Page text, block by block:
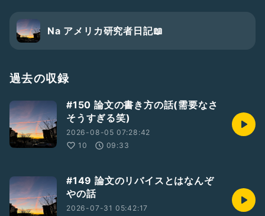
Na アメリカ研究者日記📖
過去の収録
#150 論文の書き方の話(需要なさ
そうすぎる笑)
2026-08-05 07:28:42
10
09:33
#149 論文のリバイスとはなんぞ
やの話
2026-07-31 05:42:17